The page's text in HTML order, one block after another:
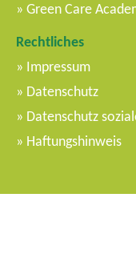
Green Care
Rechtliches
Impressum
Datenschutz
Datenschutz
Haftungshinweis